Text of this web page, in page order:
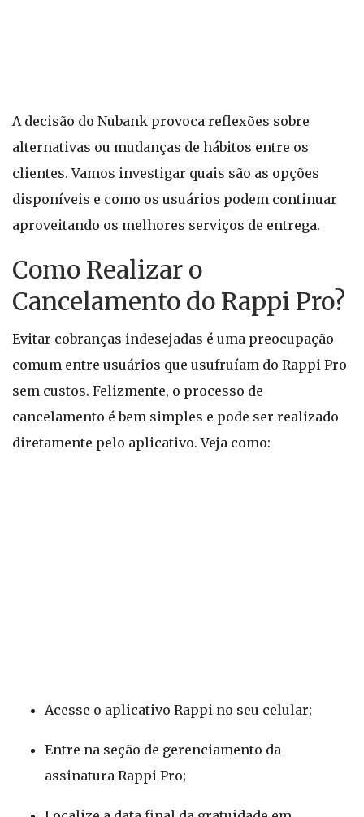
A decisão do Nubank provoca reflexões sobre
alternativas ou mudanças de hábitos entre os
clientes. Vamos investigar quais são as opções
disponíveis e como os usuários podem continuar
aproveitando os melhores serviços de entrega.
Como Realizar o
Cancelamento do Rappi Pro?
Evitar cobranças indesejadas é uma preocupação
comum entre usuários que usufruíam do Rappi Pro
sem custos. Felizmente, o processo de
cancelamento é bem simples e pode ser realizado
diretamente pelo aplicativo. Veja como:
Acesse o aplicativo Rappi no seu celular;
Entre na seção de gerenciamento da
assinatura Rappi Pro;